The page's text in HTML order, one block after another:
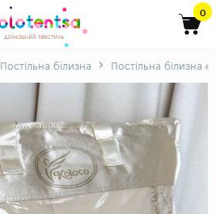
0
Постільна білизна Постільна білизна